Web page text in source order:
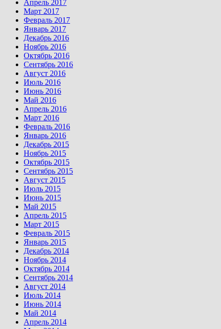
Апрель 2017
Март 2017
Февраль 2017
Январь 2017
Декабрь 2016
Ноябрь 2016
Октябрь 2016
Сентябрь 2016
Август 2016
Июль 2016
Июнь 2016
Май 2016
Апрель 2016
Март 2016
Февраль 2016
Январь 2016
Декабрь 2015
Ноябрь 2015
Октябрь 2015
Сентябрь 2015
Август 2015
Июль 2015
Июнь 2015
Май 2015
Апрель 2015
Март 2015
Февраль 2015
Январь 2015
Декабрь 2014
Ноябрь 2014
Октябрь 2014
Сентябрь 2014
Август 2014
Июль 2014
Июнь 2014
Май 2014
Апрель 2014